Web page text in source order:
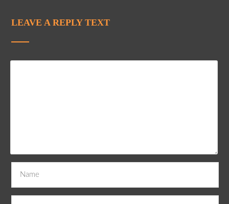
LEAVE A REPLY TEXT